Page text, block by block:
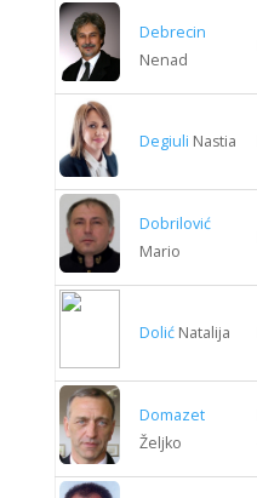
Debrecin
Nenad
Degiuli Nastia
Dobrilović
Mario
Dolić Natalija
Domazet
Željko